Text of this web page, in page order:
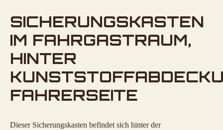
SICHERUNGSKASTEN
IM FAHRGASTRAUM,
HINTER
FAHRERSEITE
Dieser Sicherungskasten befindet sich hinter der